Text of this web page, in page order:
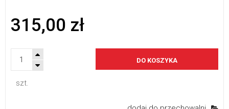
315,00 zł
szt.
DO KOSZYKA